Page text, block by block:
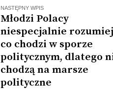
NASTĘPNY WPIS
Młodzi Polacy
niespecjalnie
co chodzi w sporze
politycznym, dlatego
chodzą na marsze
polityczne